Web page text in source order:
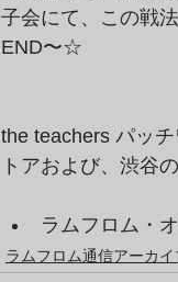
子会にて、この戦
END〜☆
the teachers パッ
トアおよび、渋谷
ラムフロム・
ラムフロム通信アーカイ